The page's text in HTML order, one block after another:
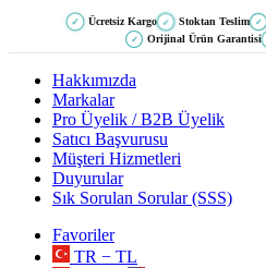
✓ Ücretsiz Kargo ✓ Stoktan Teslim ✓
✓ Orijinal Ürün Garantisi
Hakkımızda
Markalar
Pro Üyelik / B2B Üyelik
Satıcı Başvurusu
Müşteri Hizmetleri
Duyurular
Sık Sorulan Sorular (SSS)
Favoriler
TR − TL